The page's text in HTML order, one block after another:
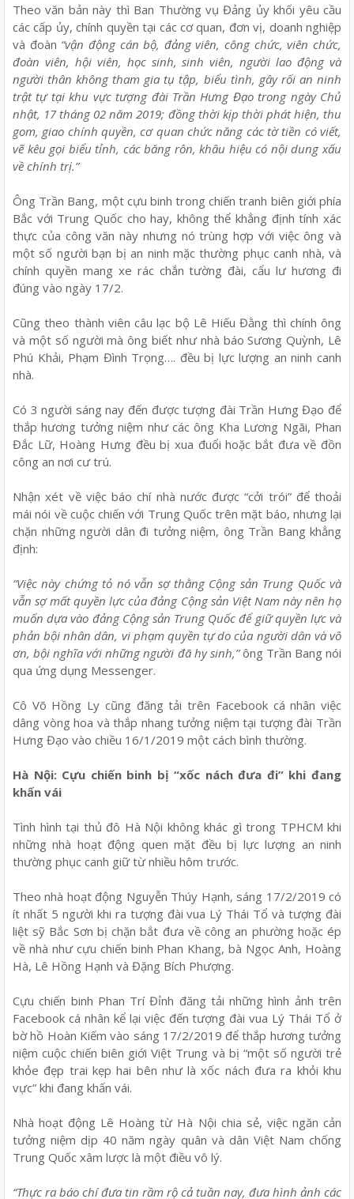
Theo văn bản này thì Ban Thường vụ Đảng ủy khối yêu cầu
các cấp ủy, chính quyền tại các cơ quan, đơn vị, doanh nghiệp
và đoàn “vận động cán bộ, đảng viên, công chức, viên chức,
đoàn viên, hội viên, học sinh, sinh viên, người lao động và
người thân không tham gia tụ tập, biểu tình, gây rối an ninh
trật tự tại khu vực tượng đài Trần Hưng Đạo trong ngày Chủ
nhật, 17 tháng 02 năm 2019; đồng thời kịp thời phát hiện, thu
gom, giao chính quyền, cơ quan chức năng các tờ tiền có viết,
vẽ kêu gọi biểu tỉnh, các băng rôn, khâu hiệu có nội dung xấu
về chính trị.”
Ông Trần Bang, một cựu binh trong chiến tranh biên giới phía
Bắc với Trung Quốc cho hay, không thể khẳng định tính xác
thực của công văn này nhưng nó trùng hợp với việc ông và
một số người bạn bị an ninh mặc thường phục canh nhà, và
chính quyền mang xe rác chắn tường đài, cẩu lư hương đi
đúng vào ngày 17/2.
Cũng theo thành viên câu lạc bộ Lê Hiếu Đằng thì chính ông
và một số người mà ông biết như nhà báo Sương Quỳnh, Lê
Phú Khải, Phạm Đình Trọng…. đều bị lực lượng an ninh canh
nhà.
Có 3 người sáng nay đến được tượng đài Trần Hưng Đạo để
thắp hương tưởng niệm như các ông Kha Lương Ngãi, Phan
Đắc Lữ, Hoàng Hưng đều bị xua đuổi hoặc bắt đưa về đồn
công an nơi cư trú.
Nhận xét về việc báo chí nhà nước được “cởi trói” để thoải
mái nói về cuộc chiến với Trung Quốc trên mặt báo, nhưng lại
chặn những người dân đi tưởng niệm, ông Trần Bang khẳng
định:
“Việc này chứng tỏ nó vẫn sợ thằng Cộng sản Trung Quốc và
vẫn sợ mất quyền lực của đảng Cộng sản Việt Nam này nên họ
muốn dựa vào đảng Cộng sản Trung Quốc để giữ quyền lực và
phản bội nhân dân, vi phạm quyền tự do của người dân và vô
ơn, bội nghĩa với những người đã hy sinh,”ông Trần Bang nói
qua ứng dụng Messenger.
Cô Võ Hồng Ly cũng đăng tải trên Facebook cá nhân việc
dâng vòng hoa và thắp nhang tưởng niệm tại tượng đài Trần
Hưng Đạo vào chiều 16/1/2019 một cách bình thường.
Hà Nội: Cựu chiến binh bị “xốc nách đưa đi” khi đang
khấn vái
Tình hình tại thủ đô Hà Nội không khác gì trong TPHCM khi
những nhà hoạt động quen mặt đều bị lực lượng an ninh
thường phục canh giữ từ nhiều hôm trước.
Theo nhà hoạt động Nguyễn Thúy Hạnh, sáng 17/2/2019 có
ít nhất 5 người khi ra tượng đài vua Lý Thái Tổ và tượng đài
liệt sỹ Bắc Sơn bị chặn bắt đưa về công an phường hoặc ép
về nhà như cựu chiến binh Phan Khang, bà Ngọc Anh, Hoàng
Hà, Lê Hồng Hạnh và Đặng Bích Phượng.
Cựu chiến binh Phan Trí Đỉnh đăng tải những hình ảnh trên
Facebook cá nhân kể lại việc đến tượng đài vua Lý Thái Tổ ở
bờ hồ Hoàn Kiếm vào sáng 17/2/2019 để thắp hương tưởng
niệm cuộc chiến biên giới Việt Trung và bị “một số người trẻ
khỏe đẹp trai kẹp hai bên như là xốc nách đưa ra khỏi khu
vực” khi đang khấn vái.
Nhà hoạt động Lê Hoàng từ Hà Nội chia sẻ, việc ngăn cản
tưởng niệm dịp 40 năm ngày quân và dân Việt Nam chống
Trung Quốc xâm lược là một điều vô lý.
“Thực ra báo chí đưa tin rầm rộ cả tuần nay, đưa hình ảnh các